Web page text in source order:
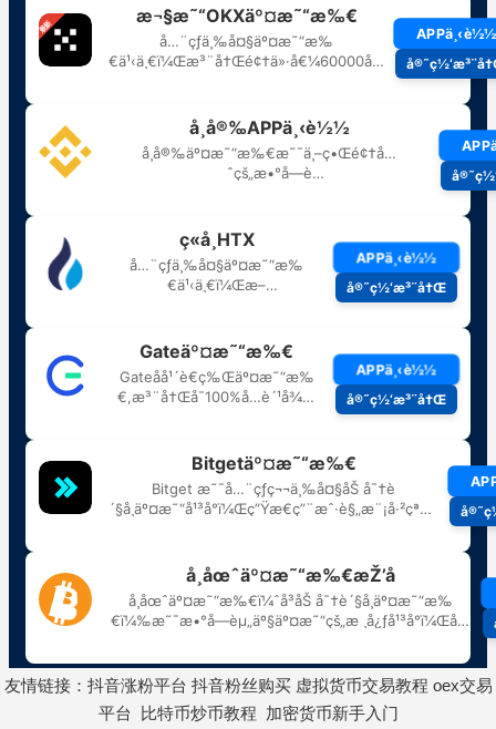
友情链接： 抖音涨粉平台 抖音粉丝购买 虚拟货币交易教程 oex交易
平台
比特币炒币教程 加密货币新手入门